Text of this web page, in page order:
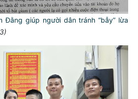
Đằng giúp người dân tránh “bẫy” lừa